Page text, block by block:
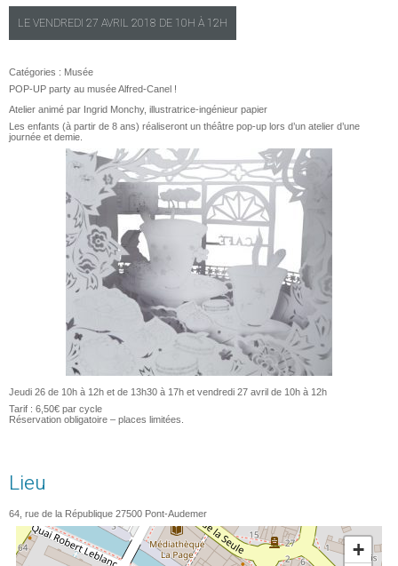
LEVENDREDI 27 AVRIL 2018 DE 10H À 12H
Catégories : Musée
POP-UP party au musée Alfred-Canel !
Atelier animé par Ingrid Monchy, illustratrice-ingénieur papier
Les enfants (à partir de 8 ans) réaliseront un théâtre pop-up lors d’un atelier d’une
journée et demie.
Jeudi 26 de 10h à 12h et de 13h30 à 17h et vendredi 27 avril de 10h à 12h
Tarif : 6,50€ par cycle
Réservation obligatoire – places limitées.
Lieu
64, rue de la République 27500 Pont-Audemer
+